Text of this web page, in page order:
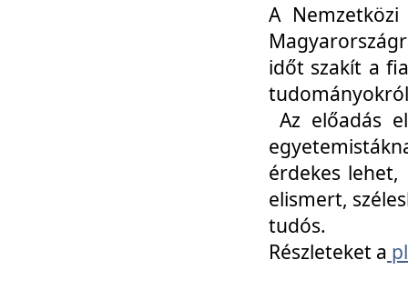
A
időt szakít a
Az előadás
érdekes lehet,
elismert,
tudós.
Részleteket a